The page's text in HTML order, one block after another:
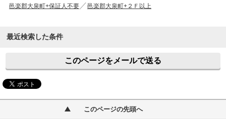
邑楽郡大泉町+保証人不要
邑楽郡大泉町+２Ｆ以上
最近検索した条件
このページをメールで送る
このページの先頭へ